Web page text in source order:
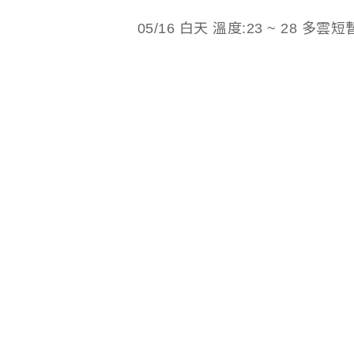
05/16 白天 溫度:23 ~ 28 多雲短